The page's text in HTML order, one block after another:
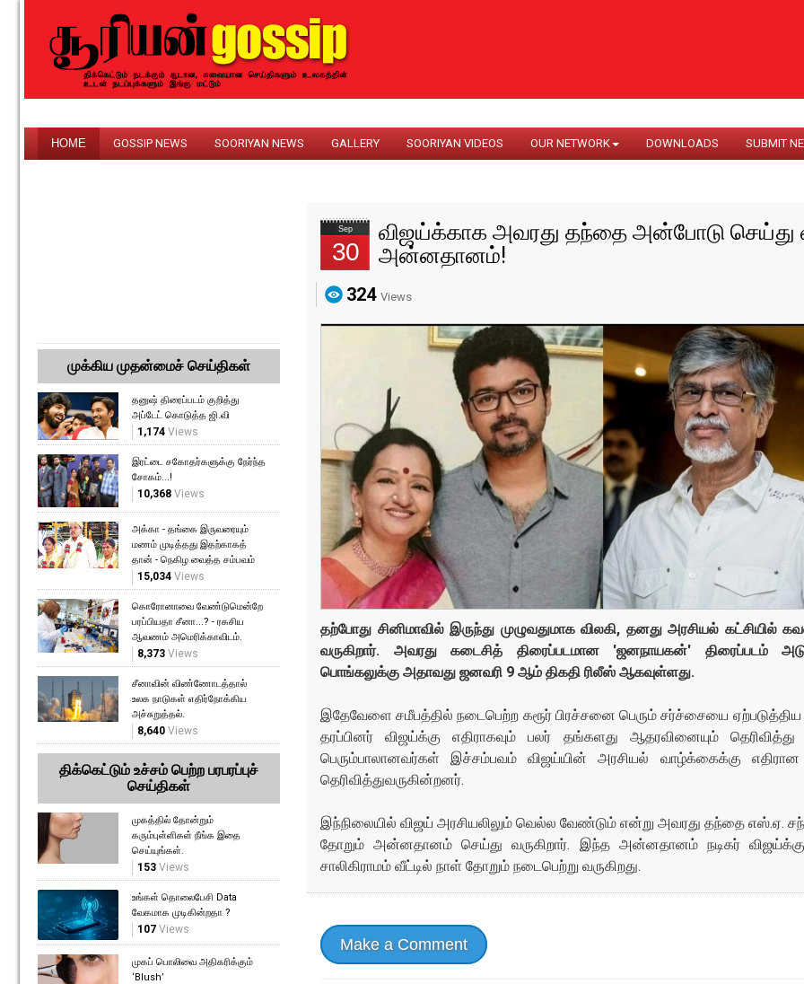
HOME GOSSIP NEWS SOORIYAN NEWS GALLERY SOORIYAN VIDEOS OUR NETWORK DOWNLOADS SUBMIT
Sep
30
விஜய்க்காக அவரது தந்தை அன்போடு செய்து
அன்னதானம்!
324 Views
தற்போது சினிமாவில் இருந்து முழுவதுமாக விலகி, தனது அரசியல் கட்சியில்
வருகிறார். அவரது கடைசித் திரைப்படமான 'ஜனநாயகன்' திரைப்படம்
பொங்கலுக்கு அதாவது ஜனவரி 9 ஆம் திகதி ரிலீஸ் ஆகவுள்ளது.
இதேவேளை சமீபத்தில் நடைபெற்ற கரூர் பிரச்சனை பெரும் சர்ச்சையை ஏற்படுத்திய
தரப்பினர் விஜய்க்கு எதிராகவும் பலர் தங்களது ஆதரவினையும் தெரிவித்து
பெரும்பாலானவர்கள் இச்சம்பவம் விஜய்யின் அரசியல் வாழ்க்கைக்கு
தெரிவித்துவருகின்றனர்.
இந்நிலையில் விஜய் அரசியலிலும் வெல்ல வேண்டும் என்று அவரது தந்தை எஸ்.ஏ.
தோறும் அன்னதானம் செய்து வருகிறார். இந்த அன்னதானம் நடிகர்
சாலிகிராமம் வீட்டில் நாள் தோறும் நடைபெற்று வருகிறது.
Make a Comment
முக்கிய முதன்மைச் செய்திகள்
தனுஷ் திரைப்படம் குறித்து
அப்டேட் கொடுத்த ஜி.வி
1,174 Views
இரட்டை சகோதர்களுக்கு நேர்ந்த
சோகம்...!
10,368 Views
அக்கா - தங்கை இருவரையும்
மணம் முடித்தது இதற்காகத்
தான் - நெகிழ வைத்த சம்பவம்
15,034 Views
கொரோனாவை வேண்டுமென்றே
பரப்பியதா சீனா...? - ரகசிய
ஆவணம் அமெரிக்காவிடம்.
8,373 Views
சீனாவின் விண்ணோடத்தால்
உலக நாடுகள் எதிர்நோக்கிய
அச்சுறுத்தல்.
8,640 Views
திக்கெட்டும் உச்சம் பெற்ற பரபரப்புச்
செய்திகள்
முகத்தில் தோன்றும்
கரும்புள்ளிகள் நீங்க இதை
செய்யுங்கள்.
153 Views
உங்கள் தொலைபேசி Data
வேகமாக முடிகின்றதா ?
107 Views
முகப் பொலிவை அதிகரிக்கும்
‘Blush’